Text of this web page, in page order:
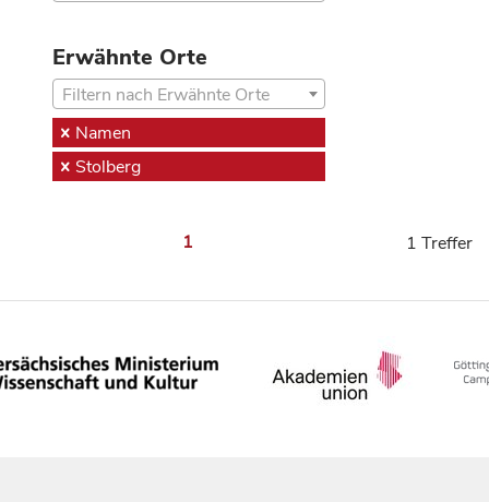
Erwähnte Orte
Filtern nach Erwähnte Orte
Namen
Stolberg
1 1 Treffer